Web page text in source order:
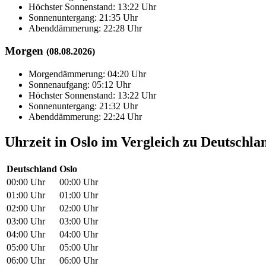
Höchster Sonnenstand: 13:22 Uhr
Sonnenuntergang: 21:35 Uhr
Abenddämmerung: 22:28 Uhr
Morgen (08.08.2026)
Morgendämmerung: 04:20 Uhr
Sonnenaufgang: 05:12 Uhr
Höchster Sonnenstand: 13:22 Uhr
Sonnenuntergang: 21:32 Uhr
Abenddämmerung: 22:24 Uhr
Uhrzeit in Oslo im Vergleich zu
Deutschland Oslo
00:00 Uhr
00:00 Uhr
01:00 Uhr
01:00 Uhr
02:00 Uhr
02:00 Uhr
03:00 Uhr
03:00 Uhr
04:00 Uhr
04:00 Uhr
05:00 Uhr
05:00 Uhr
06:00 Uhr
06:00 Uhr